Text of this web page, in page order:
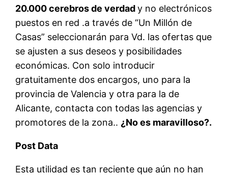
20.000 cerebros de verdady no electrónicos
puestos en red .a través de “Un Millón de
Casas” seleccionarán para Vd. las ofertas que
se ajusten a sus deseos y posibilidades
económicas. Con solo introducir
gratuitamente dos encargos, uno para la
provincia de Valencia y otra para la de
Alicante, contacta con todas las agencias y
promotores de la zona.. ¿No es maravilloso?.
Post Data
Esta utilidad es tan reciente que aún no han